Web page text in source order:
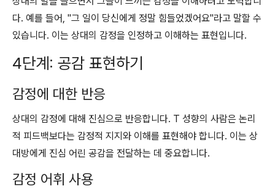
다. 예를 들어, "그 일이 당신에게 정말 힘들었겠어요"라고 말할 수
있습니다. 이는 상대의 감정을 인정하고 이해하는 표현입니다.
4단계: 공감 표현하기
감정에 대한 반응
상대의 감정에 대해 진심으로 반응합니다. T 성향의 사람은 논리
적 피드백보다는 감정적 지지와 이해를 표현해야 합니다. 이는 상
대방에게 진심 어린 공감을 전달하는 데 중요합니다.
감정 어휘 사용